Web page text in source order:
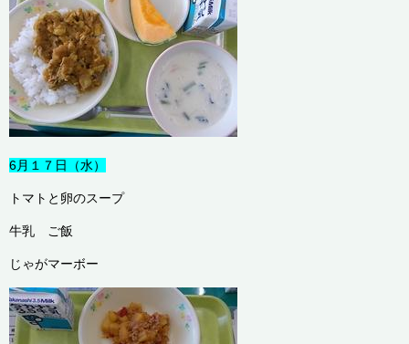
6月１７日（水）
トマトと卵のスープ
牛乳 ご飯
じゃがマーボー